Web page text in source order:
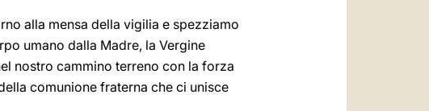
LATINE
alla mensa della vigilia e spezziamo
umano dalla Madre, la Vergine
nostro cammino terreno con la forza
comunione fraterna che ci unisce